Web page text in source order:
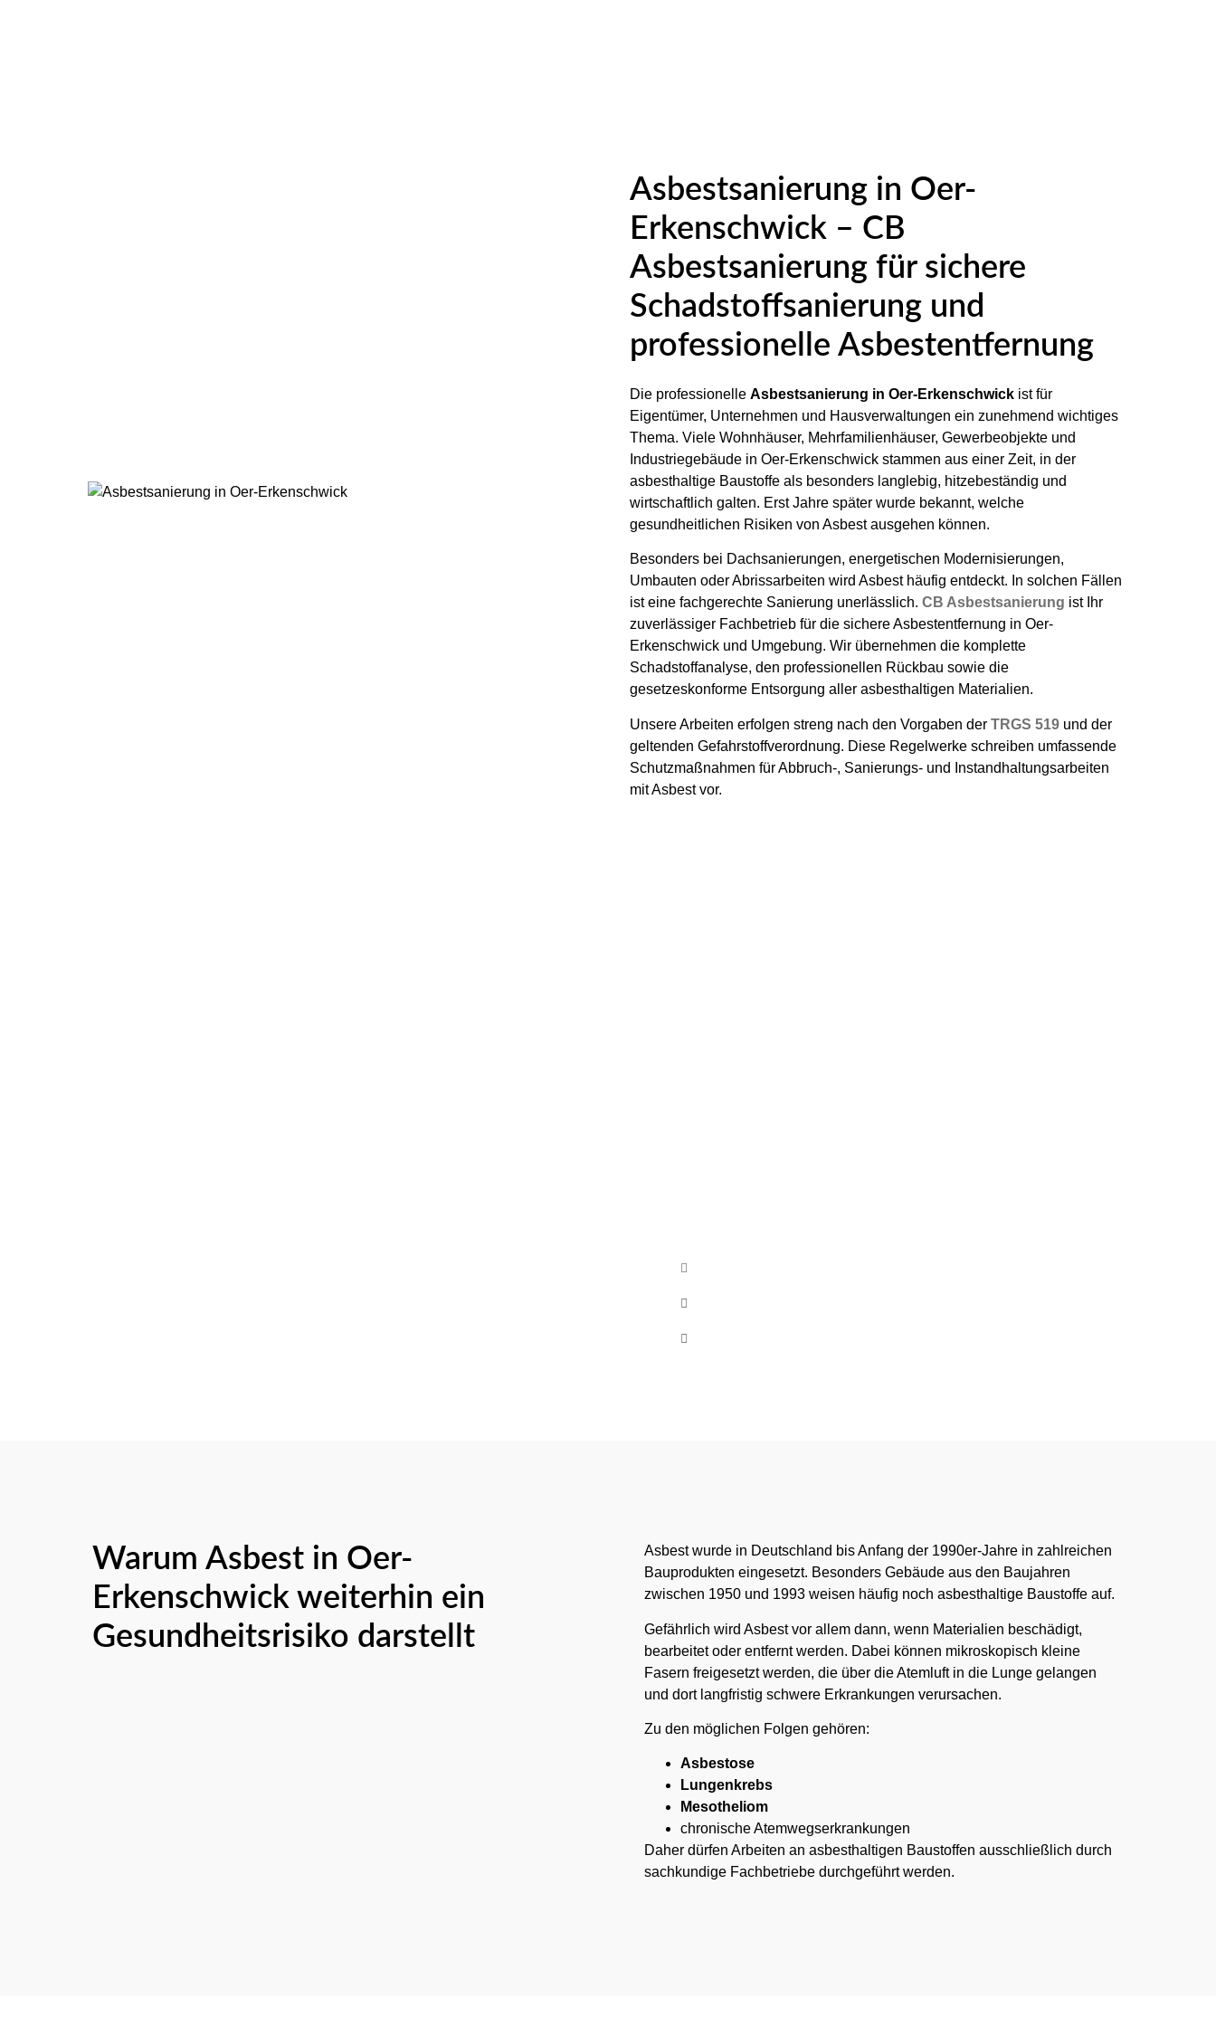
Asbestsanierung in Oer-
Erkenschwick – CB
Asbestsanierung für sichere
Schadstoffsanierung und
professionelle Asbestentfernung
Die professionelle Asbestsanierung in Oer-Erkenschwickist für
Eigentümer, Unternehmen und Hausverwaltungen ein zunehmend wichtiges
Thema. Viele Wohnhäuser, Mehrfamilienhäuser, Gewerbeobjekte und
Industriegebäude in Oer-Erkenschwick stammen aus einer Zeit, in der
asbesthaltige Baustoffe als besonders langlebig, hitzebeständig und
wirtschaftlich galten. Erst Jahre später wurde bekannt, welche
gesundheitlichen Risiken von Asbest ausgehen können.
Besonders bei Dachsanierungen, energetischen Modernisierungen,
Umbauten oder Abrissarbeiten wird Asbest häufig entdeckt. In solchen Fällen
ist eine fachgerechte Sanierung unerlässlich. CB Asbestsanierung ist Ihr
zuverlässiger Fachbetrieb für die sichere Asbestentfernung in Oer-
Erkenschwick und Umgebung. Wir übernehmen die komplette
Schadstoffanalyse, den professionellen Rückbau sowie die
gesetzeskonforme Entsorgung aller asbesthaltigen Materialien.
Unsere Arbeiten erfolgen streng nach den Vorgaben der TRGS 519und der
geltenden Gefahrstoffverordnung. Diese Regelwerke schreiben umfassende
Schutzmaßnahmen für Abbruch-, Sanierungs- und Instandhaltungsarbeiten
mit Asbest vor.
Warum Asbest in Oer-
Erkenschwick weiterhin ein
Gesundheitsrisiko darstellt
Asbest wurde in Deutschland bis Anfang der 1990er-Jahre in zahlreichen
Bauprodukten eingesetzt. Besonders Gebäude aus den Baujahren
zwischen 1950 und 1993 weisen häufig noch asbesthaltige Baustoffe auf.
Gefährlich wird Asbest vor allem dann, wenn Materialien beschädigt,
bearbeitet oder entfernt werden. Dabei können mikroskopisch kleine
Fasern freigesetzt werden, die über die Atemluft in die Lunge gelangen
und dort langfristig schwere Erkrankungen verursachen.
Zu den möglichen Folgen gehören:
Asbestose
Lungenkrebs
Mesotheliom
chronische Atemwegserkrankungen
Daher dürfen Arbeiten an asbesthaltigen Baustoffen ausschließlich durch
sachkundige Fachbetriebe durchgeführt werden.